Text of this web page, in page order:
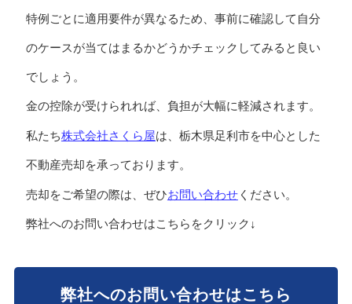
特例ごとに適用要件が異なるため、事前に確認して自分
のケースが当てはまるかどうかチェックしてみると良い
でしょう。
金の控除が受けられれば、負担が大幅に軽減されます。
私たち株式会社さくら屋は、栃木県足利市を中心とした
不動産売却を承っております。
売却をご希望の際は、ぜひお問い合わせください。
弊社へのお問い合わせはこちらをクリック↓
弊社へのお問い合わせはこちら